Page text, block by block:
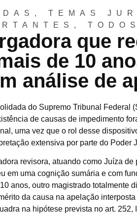
, TEMAS
, TODOS
que
de 10
análise de
do Supremo Tribunal Federal
de causas de impedimento
uma vez que o rol desse
extensiva por parte do Poder
revisora, atuando como Juíza de
em uma cognição sumária e com
anos, outro magistrado totalmente
da causa na apelação
na hipótese prevista no art. 252,